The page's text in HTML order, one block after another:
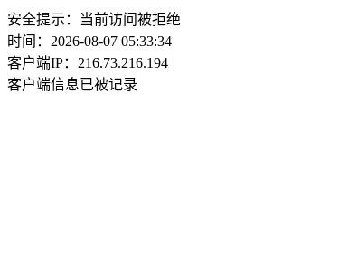
安全提示：当前访问被拒绝
时间：2026-08-07 05:33:34
客户端IP：216.73.216.194
客户端信息已被记录